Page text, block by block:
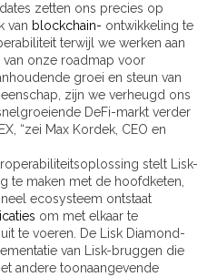
zetten ons precies op
van blockchain- ontwikkeling te
terwijl we werken aan
van onze roadmap voor
groei en steun van
zijn we verheugd ons
DeFi-markt verder
“zei Max Kordek, CEO en
stelt Lisk-
te maken met de hoofdketen,
ecosysteem ontstaat
om met elkaar te
te voeren. De Lisk Diamond-
van Lisk-bruggen die
andere toonaangevende